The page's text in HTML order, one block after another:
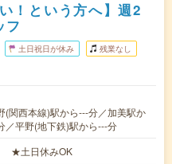
！という方へ】週2
フ
土日祝日が休み 残業なし
(関西本線)駅から---分／加美駅か
／平野(地下鉄)駅から---分
★土日休みOK